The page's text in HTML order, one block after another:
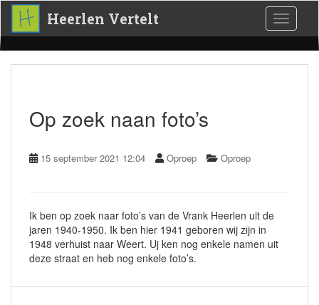
i
p
Toggle
Heerlen Vertelt
Op zoek naan foto’s
15 september 2021 12:04 Oproep Oproep
Ik ben op zoek naar foto’s van de Vrank Heerlen uit de
jaren 1940-1950. Ik ben hier 1941 geboren wij zijn in
1948 verhuist naar Weert. Uj ken nog enkele namen uit
deze straat en heb nog enkele foto’s.